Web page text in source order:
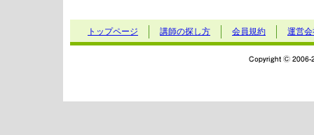
トップページ 講師の探し方 会員規約 運営